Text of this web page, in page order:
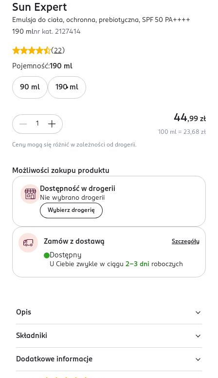
(22 )
Sun Expert
Emulsja do ciała, ochronna, prebiotyczna, SPF 50 PA++++
190 mlnr kat. 2127414
Pojemność:190 ml
90 ml 190 ml
44,99 zł
100 ml = 23,68 zł
Ceny mogą się różnić w zależności od drogerii.
Możliwości zakupu produktu
Dostępność w drogerii
Nie wybrano drogerii
Wybierz drogerię
Zamów z dostawą Szczegóły
Dostępny
U Ciebie zwykle w ciągu 2-3 dni roboczych
Opis
Prebiotyczna emulsja ochronna do ciała
Lirene Sun Expert SPF 50
Składniki
Ingredients: AQUA, PENTYLENE GLYCOL, OCTOCRYLENE,
ETHYLHEXYL METHOXYCINNAMATE, ISOPROPYL
Dodatkowe informacje